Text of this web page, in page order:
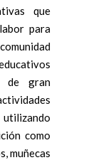
que
para
de gran
como
muñecas